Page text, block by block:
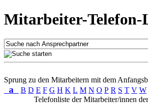
Mitarbeiter-Telefon-
Sprung zu den Mitarbeitern mit dem
a B D E F G H K L M N O P R S T V W
Telefonliste der Mitarbeiter/innen